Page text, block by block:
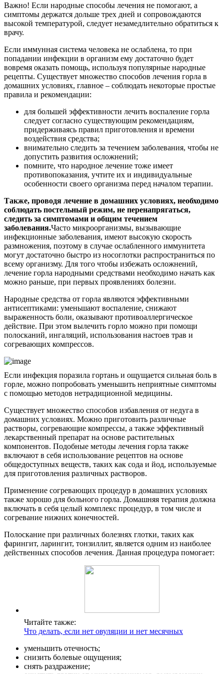
Важно! Если народные способы лечения не помогают, а
симптомы держатся дольше трех дней и сопровождаются
высокой температурой, следует незамедлительно обратиться к
врачу.
Если иммунная система человека не ослаблена, то при
попадании инфекции в организм ему достаточно будет
вовремя оказать помощь, используя популярные народные
рецепты. Существует множество способов лечения горла в
домашних условиях, главное – соблюдать некоторые простые
правила и рекомендации:
для большей эффективности лечить воспаление горла
следует согласно существующим рекомендациям,
придерживаясь правил приготовления и времени
воздействия средства;
внимательно следить за течением заболевания, чтобы не
допустить развития осложнений;
помните, что народное лечение тоже имеет
противопоказания, учтите их и индивидуальные
особенности своего организма перед началом терапии.
Также, проводя лечение в домашних условиях, необходимо
соблюдать постельный режим, не перенапрягаться,
следить за симптомами и общим течением
заболевания.Часто микроорганизмы, вызывающие
инфекционные заболевания, имеют высокую скорость
размножения, поэтому в случае ослабленного иммунитета
могут достаточно быстро из носоглотки распространиться по
всему организму. Для того чтобы избежать осложнений,
лечение горла народными средствами необходимо начать как
можно раньше, при первых проявлениях болезни.
Народные средства от горла являются эффективными
антисептиками: уменьшают воспаление, снижают
выраженность боли, оказывают противоаллергическое
действие. При этом вылечить горло можно при помощи
полосканий, ингаляций, использования настоев трав и
согревающих компрессов.
Если инфекция поразила гортань и ощущается сильная боль в
горле, можно попробовать уменьшить неприятные симптомы
с помощью методов нетрадиционной медицины.
Существует множество способов избавления от недуга в
домашних условиях. Можно приготовить различные
растворы, согревающие компрессы, а также эффективный
лекарственный препарат на основе растительных
компонентов. Подобные методы лечения горла также
включают в себя использование рецептов на основе
общедоступных веществ, таких как сода и йод, используемые
для приготовления различных растворов.
Применение согревающих процедур в домашних условиях
также хорошо для больного горла. Домашняя терапия должна
включать в себя целый комплекс процедур, в том числе и
согревание нижних конечностей.
Полоскание при различных болезнях глотки, таких как
фарингит, ларингит, тонзиллит, является одним из наиболее
действенных способов лечения. Данная процедура помогает:
Читайте также:
Что делать, если нет овуляции и нет месячных
уменьшить отечность;
снизить болевые ощущения;
снять раздражение;